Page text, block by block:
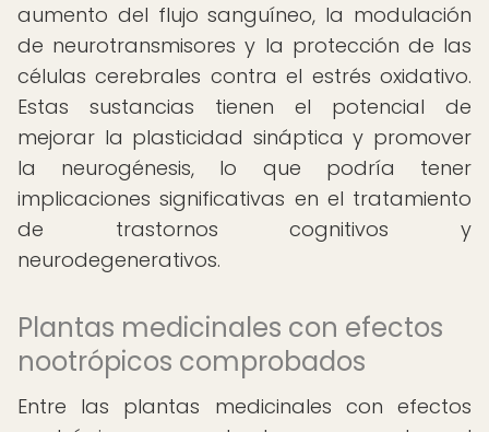
aumento del flujo sanguíneo, la modulación
de neurotransmisores y la protección de las
células cerebrales contra el estrés oxidativo.
Estas sustancias tienen el potencial de
mejorar la plasticidad sináptica y promover
la neurogénesis, lo que podría tener
implicaciones significativas en el tratamiento
de trastornos cognitivos y
neurodegenerativos.
Plantas medicinales con efectos
nootrópicos comprobados
Entre las plantas medicinales con efectos